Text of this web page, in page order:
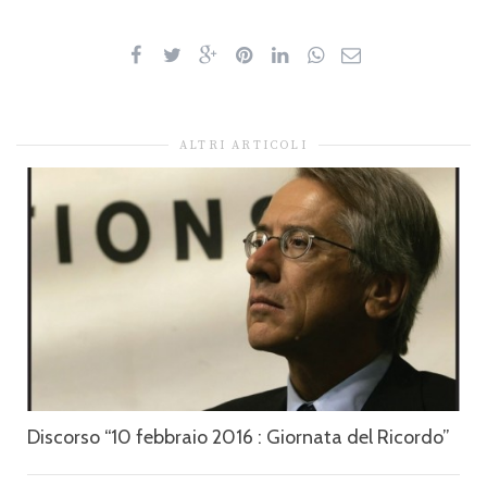
ALTRI ARTICOLI
Discorso “10 febbraio 2016 : Giornata del Ricordo”